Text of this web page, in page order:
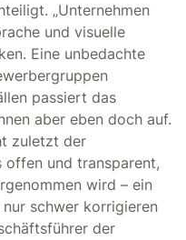
„Unternehmen
und visuelle
Eine unbedachte
passiert das
aber eben doch auf.
zuletzt der
und transparent,
wird – ein
schwer korrigieren
der